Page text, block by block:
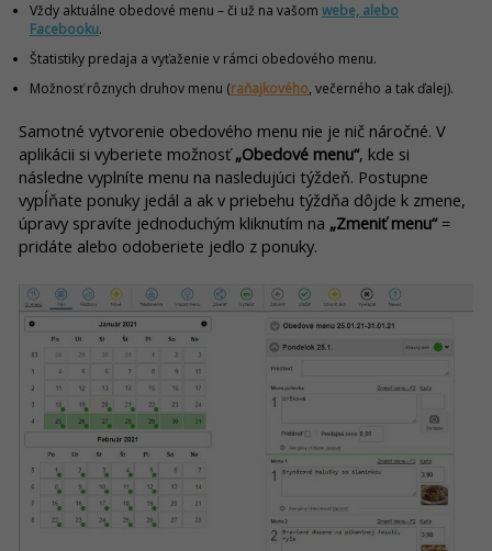
Vždy aktuálne obedové menu – či už na vašom webe, alebo
Facebooku.
Štatistiky predaja a vyťaženie v rámci obedového menu.
Možnosť rôznych druhov menu (raňajkového, večerného a tak ďalej).
Samotné vytvorenie obedového menu nie je nič náročné. V
aplikácii si vyberiete možnosť„Obedové menu“, kde si
následne vyplníte menu na nasledujúci týždeň. Postupne
vypĺňate ponuky jedál a ak v priebehu týždňa dôjde k zmene,
úpravy spravíte jednoduchým kliknutím na „Zmeniť menu“=
pridáte alebo odoberiete jedlo z ponuky.